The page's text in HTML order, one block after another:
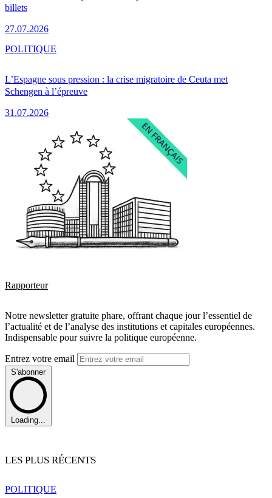
billets
27.07.2026
L’Espagne sous pression : la crise migratoire de Ceuta met
Schengen à l’épreuve
31.07.2026
POLITIQUE
Rapporteur
Notre newsletter gratuite phare, offrant chaque jour l’essentiel de
l’actualité et de l’analyse des institutions et capitales européennes.
Indispensable pour suivre la politique européenne.
Entrez votre email
S'abonner
Loading...
LES PLUS RÉCENTS
POLITIQUE